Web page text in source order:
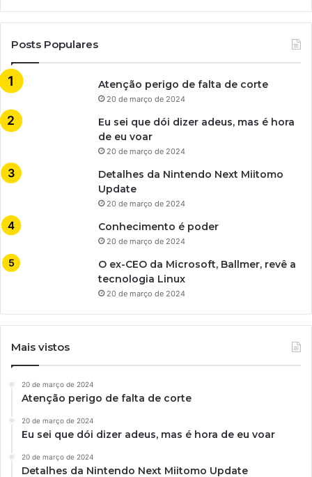
Posts Populares
Atenção perigo de falta de corte
20 de março de 2024
Eu sei que dói dizer adeus, mas é hora
de eu voar
20 de março de 2024
Detalhes da Nintendo Next Miitomo
Update
20 de março de 2024
Conhecimento é poder
20 de março de 2024
O ex-CEO da Microsoft, Ballmer, revê a
tecnologia Linux
20 de março de 2024
Mais vistos
20 de março de 2024
Atenção perigo de falta de corte
20 de março de 2024
Eu sei que dói dizer adeus, mas é hora de eu voar
20 de março de 2024
Detalhes da Nintendo Next Miitomo Update